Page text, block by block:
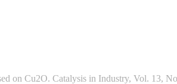
on Cu2O. Catalysis in Industry, Vol. 13,